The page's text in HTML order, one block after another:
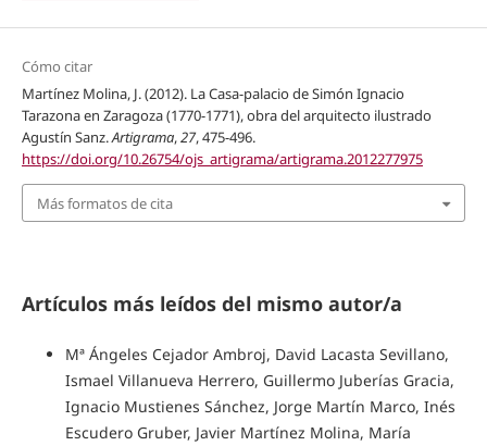
Cómo citar
Martínez Molina, J. (2012). La Casa-palacio de Simón Ignacio
Tarazona en Zaragoza (1770-1771), obra del arquitecto ilustrado
Agustín Sanz.Artigrama,27, 475-496.
https://doi.org/10.26754/ojs_artigrama/artigrama.2012277975
Más formatos de cita
Artículos más leídos del mismo autor/a
Mª Ángeles Cejador Ambroj, David Lacasta Sevillano,
Ismael Villanueva Herrero, Guillermo Juberías Gracia,
Ignacio Mustienes Sánchez, Jorge Martín Marco, Inés
Escudero Gruber, Javier Martínez Molina, María